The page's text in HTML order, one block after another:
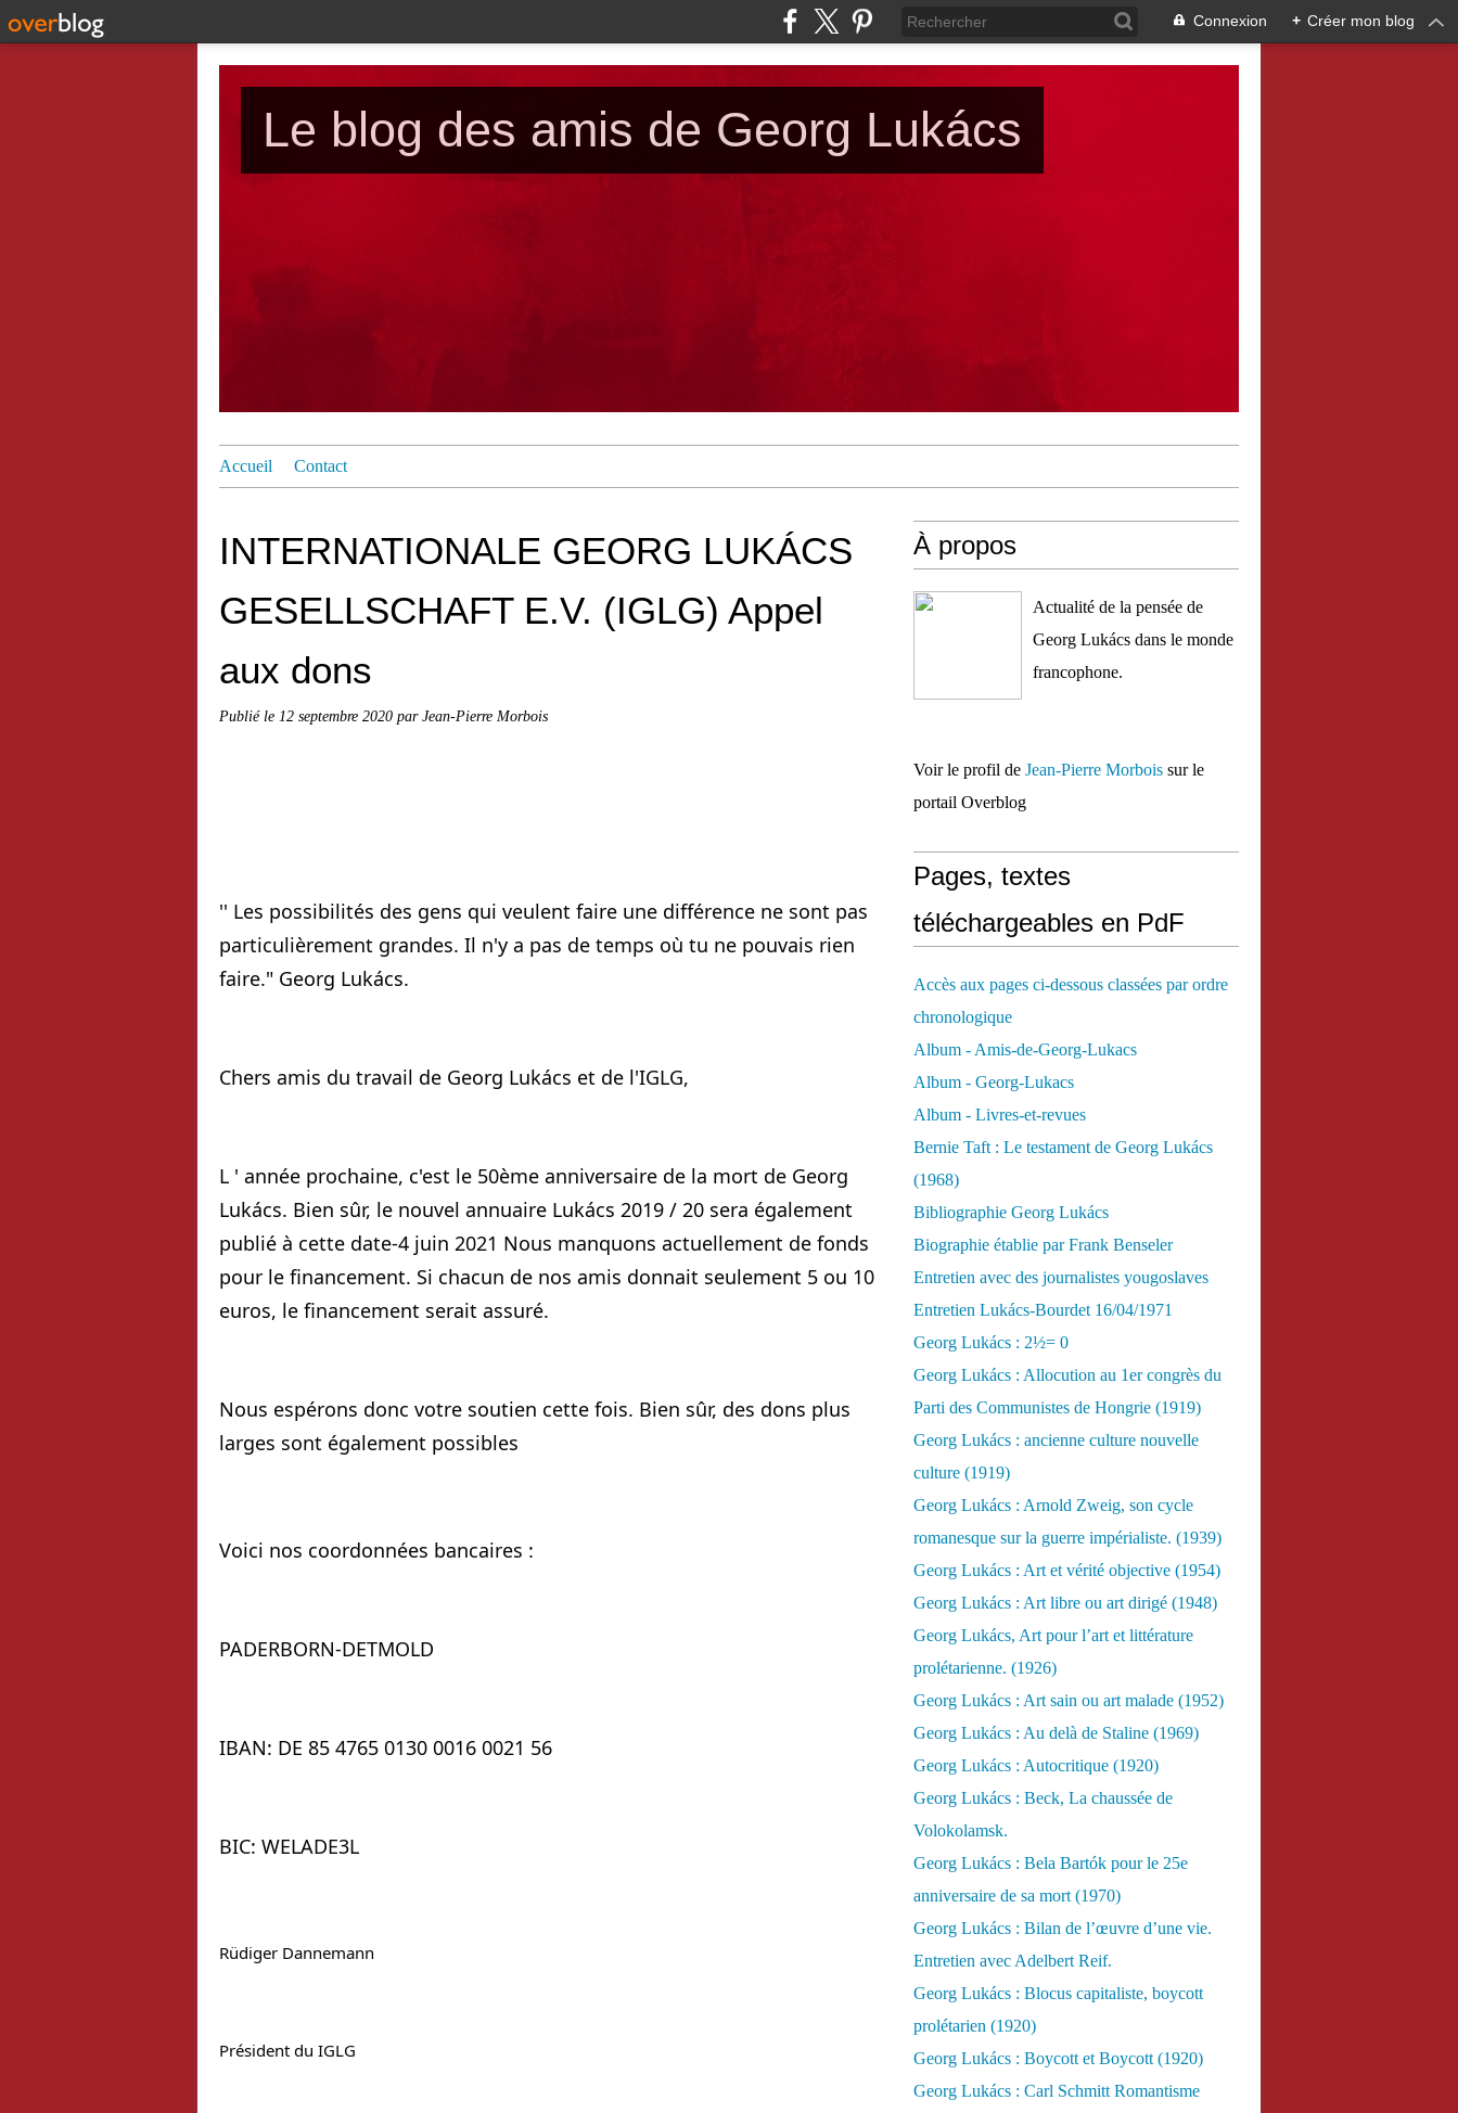
Connexion + Créer mon blog
Le blog des amis de Georg Lukács
Accueil Contact
INTERNATIONALE GEORG LUKÁCS
GESELLSCHAFT E.V. (IGLG) Appel
aux dons
Publié le 12 septembre 2020 par Jean-Pierre Morbois
'' Les possibilités des gens qui veulent faire une différence ne sont pas
particulièrement grandes. Il n'y a pas de temps où tu ne pouvais rien
faire." Georg Lukács.
Chers amis du travail de Georg Lukács et de l'IGLG,
L ' année prochaine, c'est le 50ème anniversaire de la mort de Georg
Lukács. Bien sûr, le nouvel annuaire Lukács 2019 / 20 sera également
publié à cette date-4 juin 2021 Nous manquons actuellement de fonds
pour le financement. Si chacun de nos amis donnait seulement 5 ou 10
euros, le financement serait assuré.
Nous espérons donc votre soutien cette fois. Bien sûr, des dons plus
larges sont également possibles
Voici nos coordonnées bancaires :
PADERBORN-DETMOLD
IBAN: DE 85 4765 0130 0016 0021 56
BIC: WELADE3L
Rüdiger Dannemann
Président du IGLG
À propos
Actualité de la pensée de
Georg Lukács dans le monde
francophone.
Voir le profil de Jean-Pierre Morbois sur le
portail Overblog
Pages, textes
téléchargeables en PdF
Accès aux pages ci-dessous classées par ordre
chronologique
Album - Amis-de-Georg-Lukacs
Album - Georg-Lukacs
Album - Livres-et-revues
Bernie Taft : Le testament de Georg Lukács
(1968)
Bibliographie Georg Lukács
Biographie établie par Frank Benseler
Entretien avec des journalistes yougoslaves
Entretien Lukács-Bourdet 16/04/1971
Georg Lukács : 2½= 0
Georg Lukács : Allocution au 1er congrès du
Parti des Communistes de Hongrie (1919)
Georg Lukács : ancienne culture nouvelle
culture (1919)
Georg Lukács : Arnold Zweig, son cycle
romanesque sur la guerre impérialiste. (1939)
Georg Lukács : Art et vérité objective (1954)
Georg Lukács : Art libre ou art dirigé (1948)
Georg Lukács, Art pour l’art et littérature
prolétarienne. (1926)
Georg Lukács : Art sain ou art malade (1952)
Georg Lukács : Au delà de Staline (1969)
Georg Lukács : Autocritique (1920)
Georg Lukács : Beck, La chaussée de
Volokolamsk.
Georg Lukács : Bela Bartók pour le 25e
anniversaire de sa mort (1970)
Georg Lukács : Bilan de l’œuvre d’une vie.
Entretien avec Adelbert Reif.
Georg Lukács : Blocus capitaliste, boycott
prolétarien (1920)
Georg Lukács : Boycott et Boycott (1920)
Georg Lukács : Carl Schmitt Romantisme